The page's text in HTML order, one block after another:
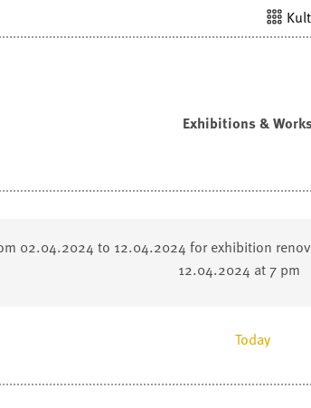
Exhibitions &
02.04.2024 to 12.04.2024 for exhibition
12.04.2024 at 7 pm
Today